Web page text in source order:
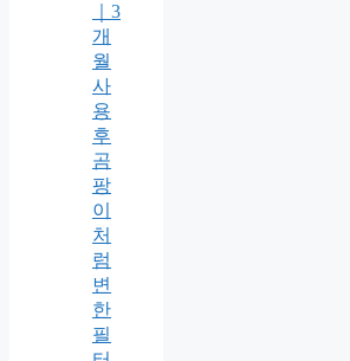
｜3
개
월
사
용
후
곰
팡
이
처
럼
변
한
필